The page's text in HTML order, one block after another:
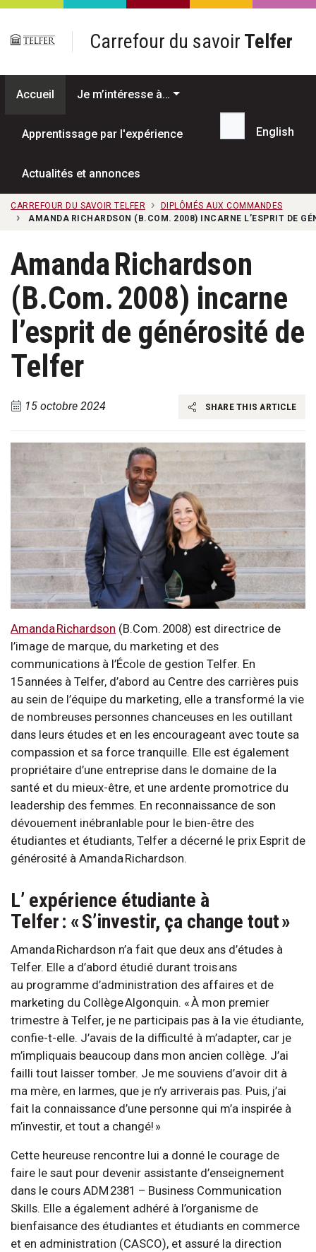
Passer au contenu principal
Carrefour du savoir Telfer
Accueil Je m’intéresse à…
Apprentissage par l'expérience
Actualités et annonces
Recherche...
English
CARREFOUR DU SAVOIR TELFER
DIPLÔMÉS AUX COMMANDES
AMANDA RICHARDSON (B.COM. 2008) INCARNE L’ESPRIT DE
Amanda Richardson
(B.Com. 2008) incarne
l’esprit de générosité de
Telfer
15 octobre 2024 SHARE THIS ARTICLE
Amanda Richardson (B.Com. 2008) est directrice de
l’image de marque, du marketing et des
communications à l’École de gestion Telfer. En
15 années à Telfer, d’abord au Centre des carrières puis
au sein de l’équipe du marketing, elle a transformé la vie
de nombreuses personnes chanceuses en les outillant
dans leurs études et en les encourageant avec toute sa
compassion et sa force tranquille. Elle est également
propriétaire d’une entreprise dans le domaine de la
santé et du mieux-être, et une ardente promotrice du
leadership des femmes. En reconnaissance de son
dévouement inébranlable pour le bien-être des
étudiantes et étudiants, Telfer a décerné le prix Esprit de
générosité à Amanda Richardson.
L’ expérience étudiante à
Telfer : « S’investir, ça change tout »
Amanda Richardson n’a fait que deux ans d’études à
Telfer. Elle a d’abord étudié durant trois ans
au programme d’administration des affaires et de
marketing du Collège Algonquin. « À mon premier
trimestre à Telfer, je ne participais pas à la vie étudiante,
confie-t-elle. J’avais de la difficulté à m’adapter, car je
m’impliquais beaucoup dans mon ancien collège. J’ai
failli tout laisser tomber. Je me souviens d’avoir dit à
ma mère, en larmes, que je n’y arriverais pas. Puis, j’ai
fait la connaissance d’une personne qui m’a inspirée à
m’investir, et tout a changé! »
Cette heureuse rencontre lui a donné le courage de
faire le saut pour devenir assistante d’enseignement
dans le cours ADM 2381 – Business Communication
Skills. Elle a également adhéré à l’organisme de
bienfaisance des étudiantes et étudiants en commerce
et en administration (CASCO), et assuré la direction